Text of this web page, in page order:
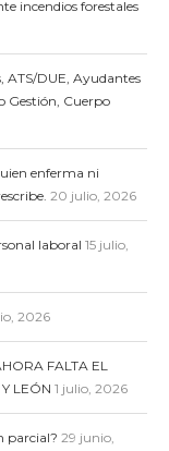
incendios forestales
ATS/DUE, Ayudantes
Gestión, Cuerpo
enferma ni
20 julio, 2026
laboral 15 julio,
2026
FALTA EL
LEÓN 1 julio, 2026
parcial? 29 junio,